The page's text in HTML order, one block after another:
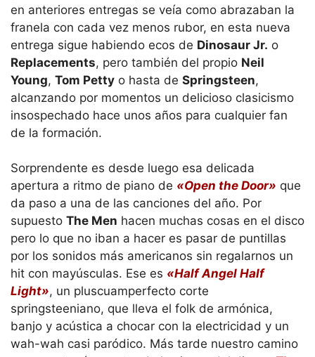
en anteriores entregas se veía como abrazaban la
franela con cada vez menos rubor, en esta nueva
entrega sigue habiendo ecos de Dinosaur Jr. o
Replacements, pero también del propio Neil
Young, Tom Petty o hasta de Springsteen,
alcanzando por momentos un delicioso clasicismo
insospechado hace unos años para cualquier fan
de la formación.
Sorprendente es desde luego esa delicada
apertura a ritmo de piano de «Open the Door» que
da paso a una de las canciones del año. Por
supuesto The Men hacen muchas cosas en el disco
pero lo que no iban a hacer es pasar de puntillas
por los sonidos más americanos sin regalarnos un
hit con mayúsculas. Ese es «Half Angel Half
Light», un pluscuamperfecto corte
springsteeniano, que lleva el folk de armónica,
banjo y acústica a chocar con la electricidad y un
wah-wah casi paródico. Más tarde nuestro camino